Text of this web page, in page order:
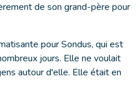
de son grand-père pour
pour Sondus, qui est
jours. Elle ne voulait
autour d'elle. Elle était en